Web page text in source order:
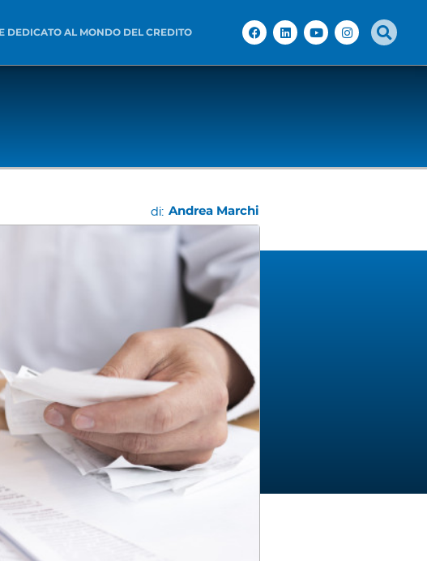
DEDICATO AL MONDO DEL CREDITO
di:Andrea Marchi